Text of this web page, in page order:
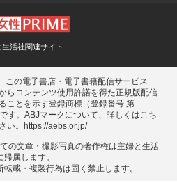
生活社関連サイト
この電子書店・電子書籍配信サービス
らコンテンツ使用許諾を得た正規版配信
ことを示す登録商標（登録番号 第
す。ABJマークについて、詳しくはこち
い。
https://aebs.or.jp/
の⽂章・撮影写真の著作権は主婦と⽣活
帰属します。
載・複製⾏為は固く禁⽌します。